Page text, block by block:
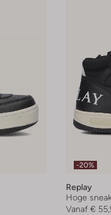
-20%
Replay
Hoge
Vanaf €